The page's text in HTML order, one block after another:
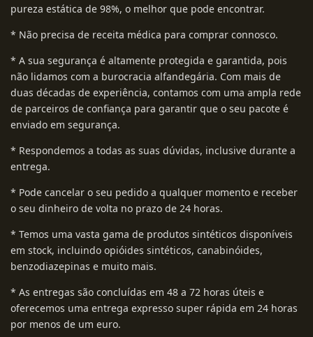
pureza estática de 98%, o melhor que pode encontrar.
* Não precisa de receita médica para comprar connosco.
* A sua segurança é altamente protegida e garantida, pois
não lidamos com a burocracia alfandegária. Com mais de
duas décadas de experiência, contamos com uma ampla rede
de parceiros de confiança para garantir que o seu pacote é
enviado em segurança.
* Respondemos a todas as suas dúvidas, inclusive durante a
entrega.
* Pode cancelar o seu pedido a qualquer momento e receber
o seu dinheiro de volta no prazo de 24 horas.
* Temos uma vasta gama de produtos sintéticos disponíveis
em stock, incluindo opióides sintéticos, canabinóides,
benzodiazepinas e muito mais.
* As entregas são concluídas em 48 a 72 horas úteis e
oferecemos uma entrega expresso super rápida em 24 horas
por menos de um euro.